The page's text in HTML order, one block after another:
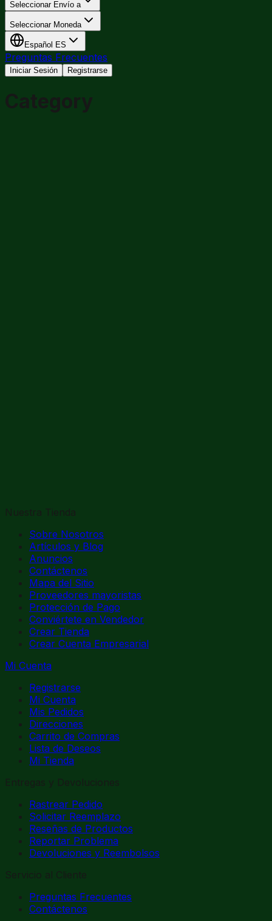
Seleccionar Envío a
Seleccionar Moneda
Español ES
Preguntas Frecuentes
Iniciar Sesión Registrarse
Category
Nuestra Tienda
Sobre Nosotros
Artículos y Blog
Anuncios
Contáctenos
Mapa del Sitio
Proveedores mayoristas
Protección de Pago
Conviértete en Vendedor
Crear Tienda
Crear Cuenta Empresarial
Mi Cuenta
Registrarse
Mi Cuenta
Mis Pedidos
Direcciones
Carrito de Compras
Lista de Deseos
Mi Tienda
Entregas y Devoluciones
Rastrear Pedido
Solicitar Reemplazo
Reseñas de Productos
Reportar Problema
Devoluciones y Reembolsos
Servicio al Cliente
Preguntas Frecuentes
Contáctenos